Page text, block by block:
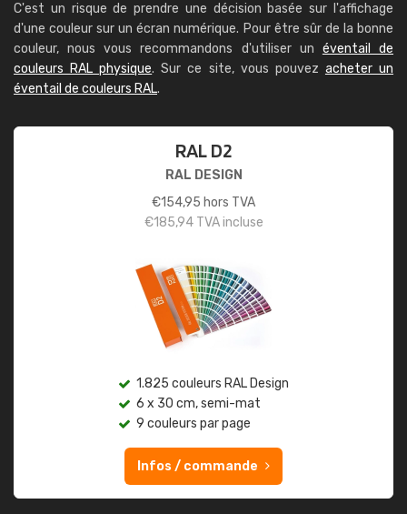
C'est un risque de prendre une décision basée sur l'affichage
d'une couleur sur un écran numérique. Pour être sûr de la bonne
couleur, nous vous recommandons d'utiliser un éventail de
couleurs RAL physique. Sur ce site, vous pouvez acheter un
éventail de couleurs RAL.
RAL D2
RAL DESIGN
€154,95 hors TVA
€185,94TVA incluse
1.825 couleurs RAL Design
6 x 30 cm, semi-mat
9 couleurs par page
Infos / commande